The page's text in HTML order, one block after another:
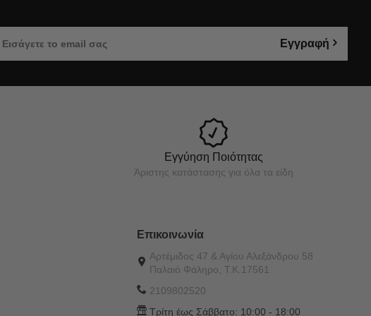
Εγγραφή
Εγγύηση Ποιότητας
Άριστης κατάστασης για όλα τα είδη
Επικοινωνία
Αρτέμιδος 47 & Αγίου Αλεξάνδρου 58
Παλαιό Φάληρο, Τ.Κ.17561
2109802520
Τρίτη έως Σάββατο: 10:00 - 18:00